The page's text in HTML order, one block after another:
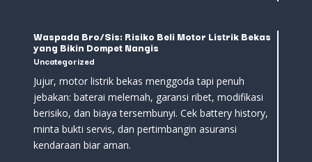
Waspada Bro/Sis: Risiko Beli Motor Listrik Bekas
yang Bikin Dompet Nangis
Uncategorized
Jujur, motor listrik bekas menggoda tapi penuh
jebakan: baterai melemah, garansi ribet, modifikasi
berisiko, dan biaya tersembunyi. Cek battery history,
minta bukti servis, dan pertimbangin asuransi
kendaraan biar aman.